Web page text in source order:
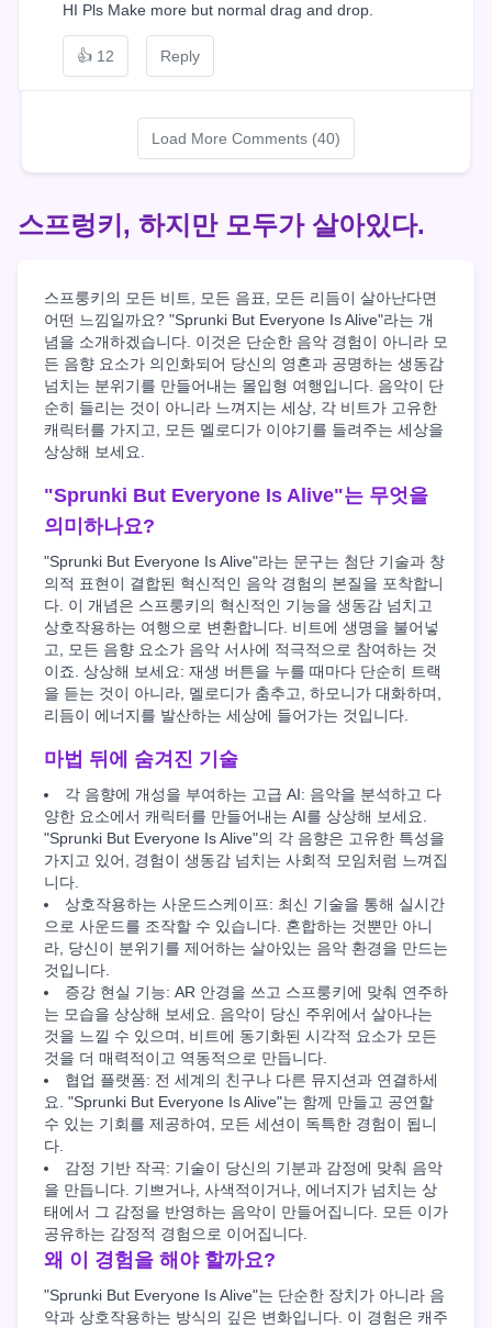
HI Pls Make more but normal drag and drop.
👍 12 Reply
Load More Comments (40)
스프렁키, 하지만 모두가 살아있다.
스프룽키의 모든 비트, 모든 음표, 모든 리듬이 살아난다면
어떤 느낌일까요? "Sprunki But Everyone Is Alive"라는 개
념을 소개하겠습니다. 이것은 단순한 음악 경험이 아니라 모
든 음향 요소가 의인화되어 당신의 영혼과 공명하는 생동감
넘치는 분위기를 만들어내는 몰입형 여행입니다. 음악이 단
순히 들리는 것이 아니라 느껴지는 세상, 각 비트가 고유한
캐릭터를 가지고, 모든 멜로디가 이야기를 들려주는 세상을
상상해 보세요.
"Sprunki But Everyone Is Alive"는 무엇을
의미하나요?
"Sprunki But Everyone Is Alive"라는 문구는 첨단 기술과 창
의적 표현이 결합된 혁신적인 음악 경험의 본질을 포착합니
다. 이 개념은 스프룽키의 혁신적인 기능을 생동감 넘치고
상호작용하는 여행으로 변환합니다. 비트에 생명을 불어넣
고, 모든 음향 요소가 음악 서사에 적극적으로 참여하는 것
이죠. 상상해 보세요: 재생 버튼을 누를 때마다 단순히 트랙
을 듣는 것이 아니라, 멜로디가 춤추고, 하모니가 대화하며,
리듬이 에너지를 발산하는 세상에 들어가는 것입니다.
마법 뒤에 숨겨진 기술
각 음향에 개성을 부여하는 고급 AI: 음악을 분석하고 다
양한 요소에서 캐릭터를 만들어내는 AI를 상상해 보세요.
"Sprunki But Everyone Is Alive"의 각 음향은 고유한 특성을
가지고 있어, 경험이 생동감 넘치는 사회적 모임처럼 느껴집
니다.
상호작용하는 사운드스케이프: 최신 기술을 통해 실시간
으로 사운드를 조작할 수 있습니다. 혼합하는 것뿐만 아니
라, 당신이 분위기를 제어하는 살아있는 음악 환경을 만드는
것입니다.
증강 현실 기능: AR 안경을 쓰고 스프룽키에 맞춰 연주하
는 모습을 상상해 보세요. 음악이 당신 주위에서 살아나는
것을 느낄 수 있으며, 비트에 동기화된 시각적 요소가 모든
것을 더 매력적이고 역동적으로 만듭니다.
협업 플랫폼: 전 세계의 친구나 다른 뮤지션과 연결하세
요. "Sprunki But Everyone Is Alive"는 함께 만들고 공연할
수 있는 기회를 제공하여, 모든 세션이 독특한 경험이 됩니
다.
감정 기반 작곡: 기술이 당신의 기분과 감정에 맞춰 음악
을 만듭니다. 기쁘거나, 사색적이거나, 에너지가 넘치는 상
태에서 그 감정을 반영하는 음악이 만들어집니다. 모든 이가
공유하는 감정적 경험으로 이어집니다.
왜 이 경험을 해야 할까요?
"Sprunki But Everyone Is Alive"는 단순한 장치가 아니라 음
악과 상호작용하는 방식의 깊은 변화입니다. 이 경험은 캐주